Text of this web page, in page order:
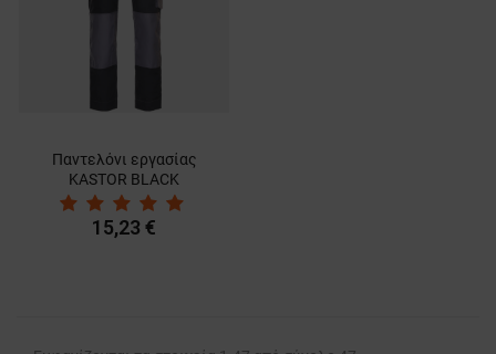
Παντελόνι εργασίας
KASTOR BLACK
15,23 €